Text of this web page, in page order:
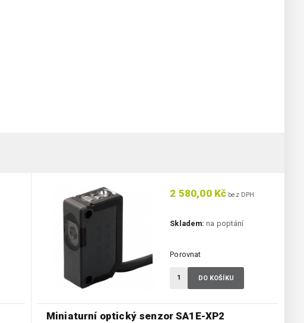
Miniaturní optický senzor SA1E-XP2
2 580,00 Kč bez DPH
Skladem: na poptání
Porovnat
DO KOŠÍKU